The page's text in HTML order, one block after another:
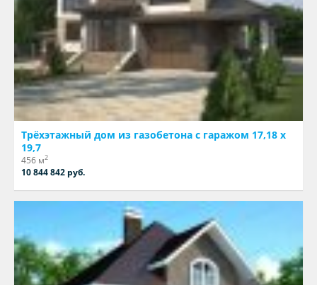
Трёхэтажный дом из газобетона с гаражом 17,18 х
19,7
456 м2
10 844 842 руб.